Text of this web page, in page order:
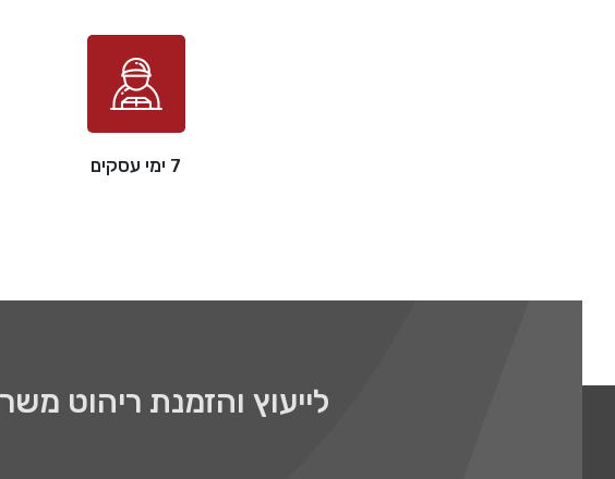
7 ימי עסקים
לייעוץ והזמנת ריהוט